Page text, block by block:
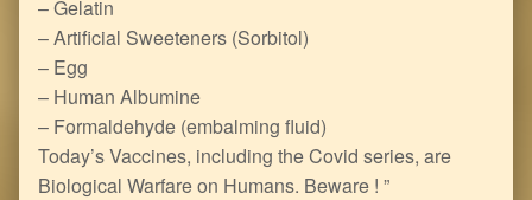
– Gelatin
– Artificial Sweeteners (Sorbitol)
– Egg
– Human Albumine
– Formaldehyde (embalming fluid)
Today’s Vaccines, including the Covid series, are
Biological Warfare on Humans. Beware ! ”